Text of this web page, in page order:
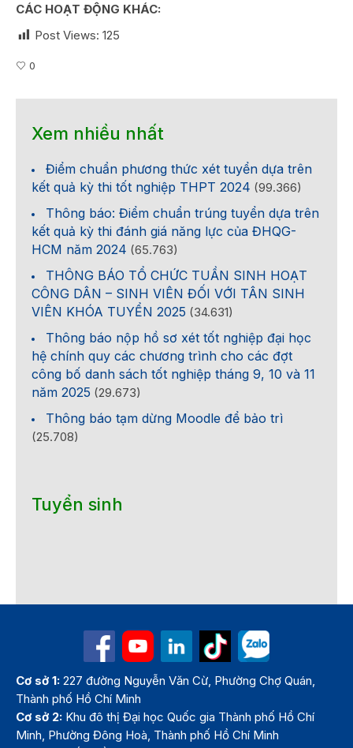
CÁC HOẠT ĐỘNG KHÁC:
Post Views: 125
0
Xem nhiều nhất
Điểm chuẩn phương thức xét tuyển dựa trên
kết quả kỳ thi tốt nghiệp THPT 2024 (99.366)
Thông báo: Điểm chuẩn trúng tuyển dựa trên
kết quả kỳ thi đánh giá năng lực của ĐHQG-
HCM năm 2024 (65.763)
THÔNG BÁO TỔ CHỨC TUẦN SINH HOẠT
CÔNG DÂN – SINH VIÊN ĐỐI VỚI TÂN SINH
VIÊN KHÓA TUYỂN 2025 (34.631)
Thông báo nộp hồ sơ xét tốt nghiệp đại học
hệ chính quy các chương trình cho các đợt
công bố danh sách tốt nghiệp tháng 9, 10 và 11
năm 2025 (29.673)
Thông báo tạm dừng Moodle để bảo trì
(25.708)
Tuyển sinh
Cơ sở 1: 227 đường Nguyễn Văn Cừ, Phường Chợ Quán,
Thành phố Hồ Chí Minh
Cơ sở 2: Khu đô thị Đại học Quốc gia Thành phố Hồ Chí
Minh, Phường Đông Hoà, Thành phố Hồ Chí Minh